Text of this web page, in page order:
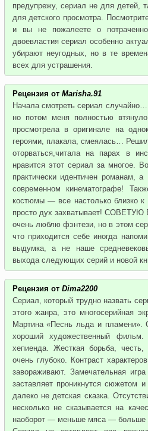
предупрежу, сериал не для детей,
для детского просмотра.
и вы не пожалеете о
двоевластия сериал особенно
убирают неугодных, но в те
всех для устрашения.
Рецензия от Marisha.91
Начала смотреть сериал
но потом меня полностью
просмотрела в оригинале на
героями, плакала, смеялась…
оторваться,читала на парах в
нравится этот сериал за многое.
практически идентичен романам,
современном кинематографе!
костюмы — все настолько близко к
просто дух захватывает!
очень люблю фэнтези, но в этом
что приходится себе иногда
выдумка, а не наше
выхода следующих серий и новой
Рецензия от Dima2200
Сериал, который трудно назвать
этого жанра, это многосерийная
Мартина «Песнь льда и пламени».
хороший художественный фильм.
хепиенда. Жесткая борьба,
очень глубоко. Контраст
завораживают. Замечательная
заставляет проникнутся сюжетом
далеко не детская сказка.
несколько не сказывается на
наоборот — меньше мяса — больше